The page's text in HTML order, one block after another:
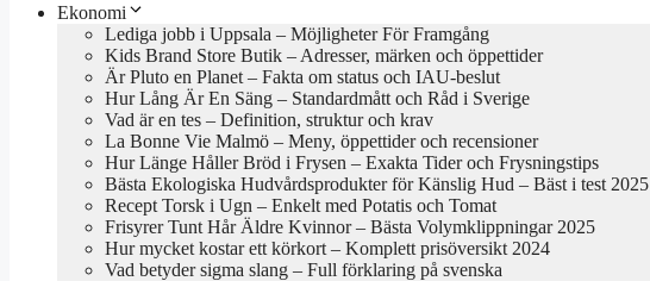
Ekonomi
Lediga jobb i Uppsala – Möjligheter För Framgång
Kids Brand Store Butik – Adresser, märken och öppettider
Är Pluto en Planet – Fakta om status och IAU-beslut
Hur Lång Är En Säng – Standardmått och Råd i Sverige
Vad är en tes – Definition, struktur och krav
La Bonne Vie Malmö – Meny, öppettider och recensioner
Hur Länge Håller Bröd i Frysen – Exakta Tider och Frysningstips
Bästa Ekologiska Hudvårdsprodukter för Känslig Hud – Bäst i test 2025
Recept Torsk i Ugn – Enkelt med Potatis och Tomat
Frisyrer Tunt Hår Äldre Kvinnor – Bästa Volymklippningar 2025
Hur mycket kostar ett körkort – Komplett prisöversikt 2024
Vad betyder sigma slang – Full förklaring på svenska